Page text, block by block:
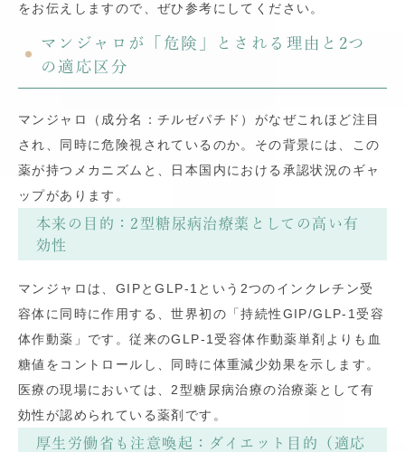
をお伝えしますので、ぜひ参考にしてください。
マンジャロが「危険」とされる理由と2つ
の適応区分
マンジャロ（成分名：チルゼパチド）がなぜこれほど注目
され、同時に危険視されているのか。その背景には、この
薬が持つメカニズムと、日本国内における承認状況のギャ
ップがあります。
本来の目的：2型糖尿病治療薬としての高い有
効性
マンジャロは、GIPとGLP-1という2つのインクレチン受
容体に同時に作用する、世界初の「持続性GIP/GLP-1受容
体作動薬」です。従来のGLP-1受容体作動薬単剤よりも血
糖値をコントロールし、同時に体重減少効果を示します。
医療の現場においては、2型糖尿病治療の治療薬として有
効性が認められている薬剤です。
厚生労働省も注意喚起：ダイエット目的（適応